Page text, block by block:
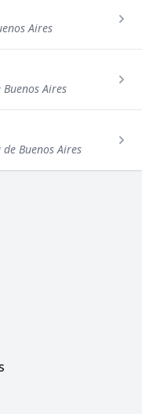
Aires
Aires
Buenos Aires